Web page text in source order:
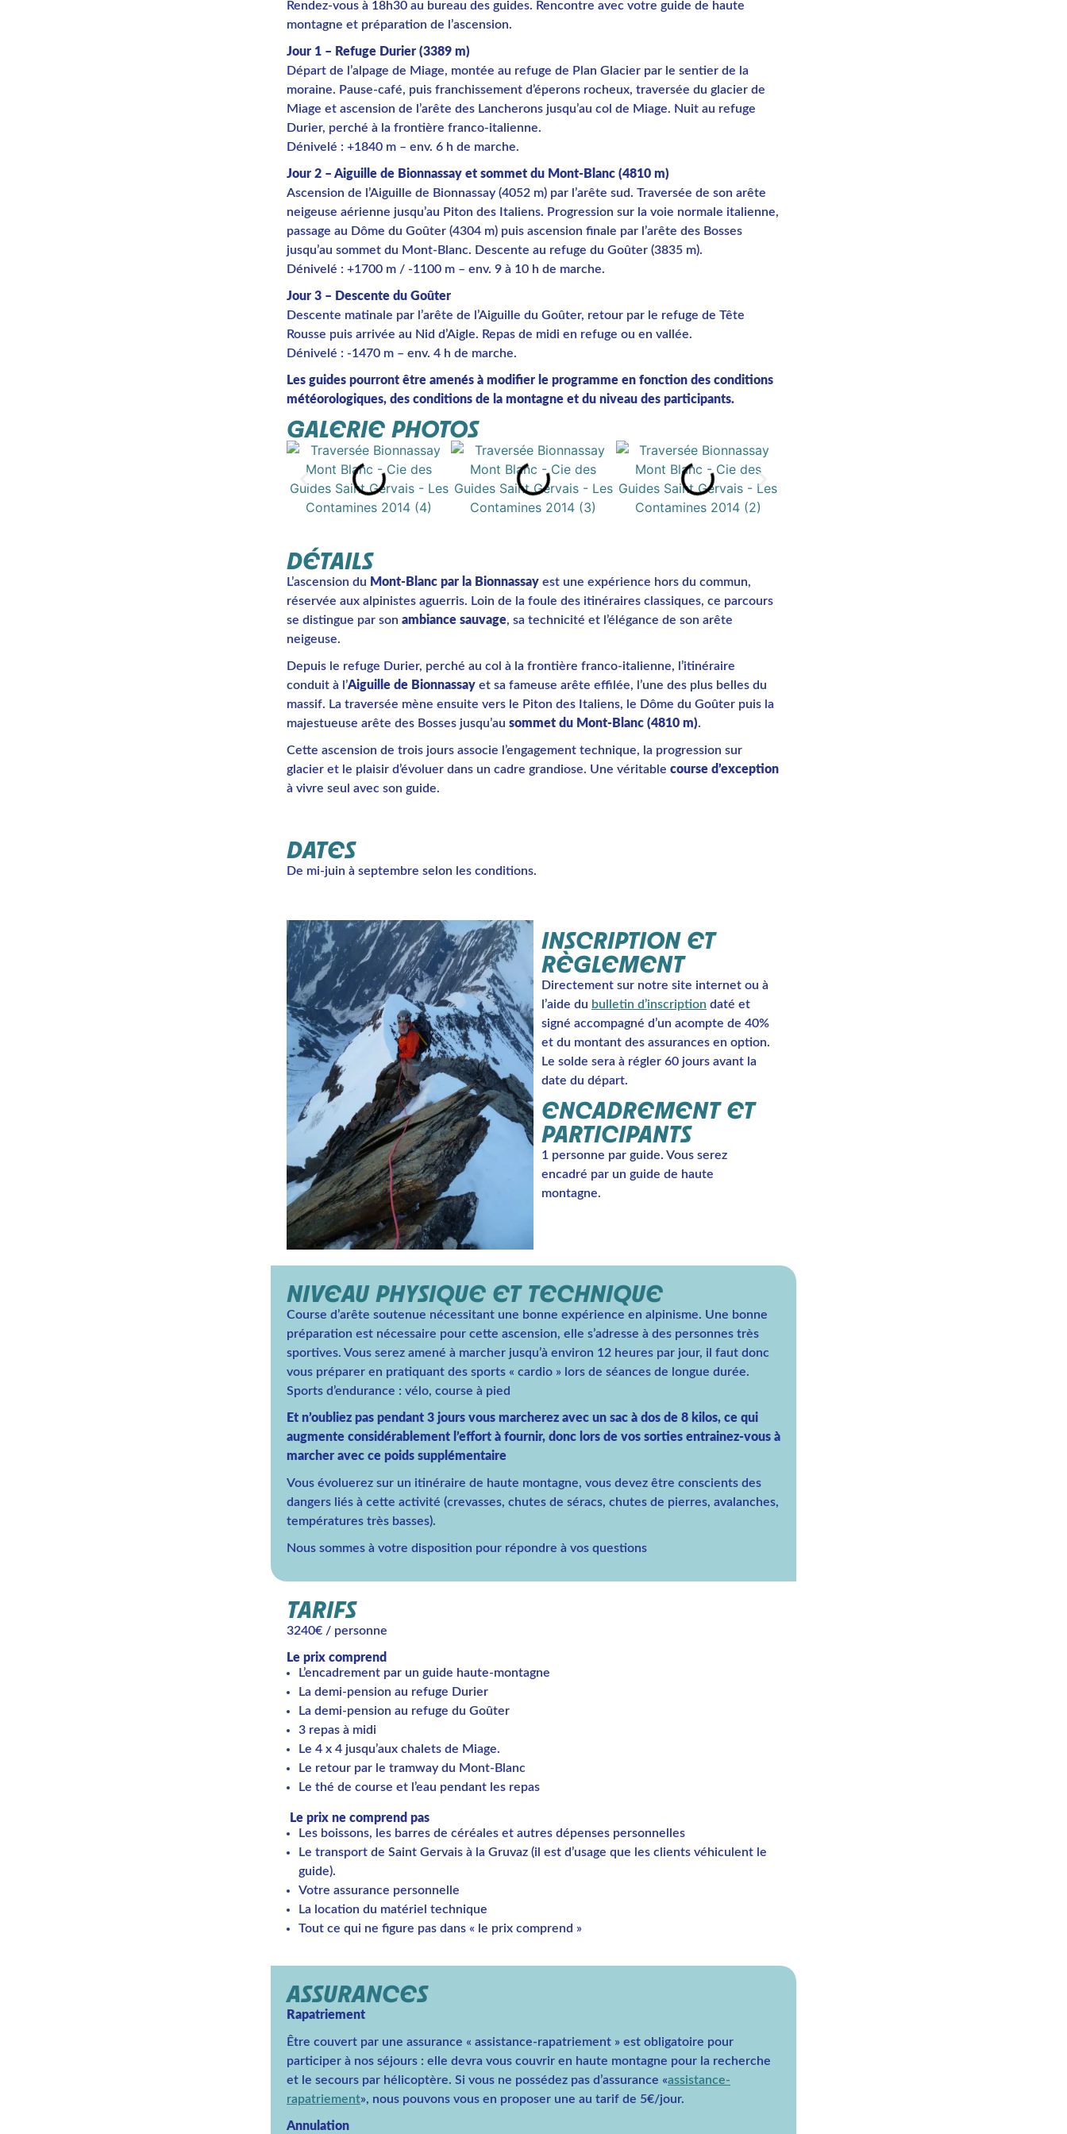
Rendez-vous à 18h30 au bureau des guides. Rencontre avec votre guide de haute
montagne et préparation de l’ascension.
Jour 1 – Refuge Durier (3389 m)
Départ de l’alpage de Miage, montée au refuge de Plan Glacier par le sentier de la
moraine. Pause-café, puis franchissement d’éperons rocheux, traversée du glacier de
Miage et ascension de l’arête des Lancherons jusqu’au col de Miage. Nuit au refuge
Durier, perché à la frontière franco-italienne.
Dénivelé : +1840 m – env. 6 h de marche.
Jour 2 – Aiguille de Bionnassay et sommet du Mont-Blanc (4810 m)
Ascension de l’Aiguille de Bionnassay (4052 m) par l’arête sud. Traversée de son arête
neigeuse aérienne jusqu’au Piton des Italiens. Progression sur la voie normale italienne,
passage au Dôme du Goûter (4304 m) puis ascension finale par l’arête des Bosses
jusqu’au sommet du Mont-Blanc. Descente au refuge du Goûter (3835 m).
Dénivelé : +1700 m / -1100 m – env. 9 à 10 h de marche.
Jour 3 – Descente du Goûter
Descente matinale par l’arête de l’Aiguille du Goûter, retour par le refuge de Tête
Rousse puis arrivée au Nid d’Aigle. Repas de midi en refuge ou en vallée.
Dénivelé : -1470 m – env. 4 h de marche.
Les guides pourront être amenés à modifier le programme en fonction des conditions
météorologiques, des conditions de la montagne et du niveau des participants.
GALERIE PHOTOS
DÉTAILS
L’ascension du Mont-Blanc par la Bionnassay est une expérience hors du commun,
réservée aux alpinistes aguerris. Loin de la foule des itinéraires classiques, ce parcours
se distingue par son ambiance sauvage, sa technicité et l’élégance de son arête
neigeuse.
Depuis le refuge Durier, perché au col à la frontière franco-italienne, l’itinéraire
conduit à l’Aiguille de Bionnassay et sa fameuse arête effilée, l’une des plus belles du
massif. La traversée mène ensuite vers le Piton des Italiens, le Dôme du Goûter puis la
majestueuse arête des Bosses jusqu’au sommet du Mont-Blanc (4810 m).
Cette ascension de trois jours associe l’engagement technique, la progression sur
glacier et le plaisir d’évoluer dans un cadre grandiose. Une véritable course d’exception
à vivre seul avec son guide.
DATES
De mi-juin à septembre selon les conditions.
INSCRIPTION ET
RÈGLEMENT
Directement sur notre site internet ou à
l’aide du bulletin d’inscription daté et
signé accompagné d’un acompte de 40%
et du montant des assurances en option.
Le solde sera à régler 60 jours avant la
date du départ.
ENCADREMENT ET
PARTICIPANTS
1 personne par guide. Vous serez
encadré par un guide de haute
montagne.
NIVEAU PHYSIQUE ET TECHNIQUE
Course d’arête soutenue nécessitant une bonne expérience en alpinisme. Une bonne
préparation est nécessaire pour cette ascension, elle s’adresse à des personnes très
sportives. Vous serez amené à marcher jusqu’à environ 12 heures par jour, il faut donc
vous préparer en pratiquant des sports « cardio » lors de séances de longue durée.
Sports d’endurance : vélo, course à pied
Et n’oubliez pas pendant 3 jours vous marcherez avec un sac à dos de 8 kilos, ce qui
augmente considérablement l’effort à fournir, donc lors de vos sorties entrainez-vous à
marcher avec ce poids supplémentaire
Vous évoluerez sur un itinéraire de haute montagne, vous devez être conscients des
dangers liés à cette activité (crevasses, chutes de séracs, chutes de pierres, avalanches,
températures très basses).
Nous sommes à votre disposition pour répondre à vos questions
TARIFS
3240€ / personne
Le prix comprend
L’encadrement par un guide haute-montagne
La demi-pension au refuge Durier
La demi-pension au refuge du Goûter
3 repas à midi
Le 4 x 4 jusqu’aux chalets de Miage.
Le retour par le tramway du Mont-Blanc
Le thé de course et l’eau pendant les repas
Le prix ne comprend pas
Les boissons, les barres de céréales et autres dépenses personnelles
Le transport de Saint Gervais à la Gruvaz (il est d’usage que les clients véhiculent le
guide).
Votre assurance personnelle
La location du matériel technique
Tout ce qui ne figure pas dans « le prix comprend »
ASSURANCES
Rapatriement
Être couvert par une assurance « assistance-rapatriement » est obligatoire pour
participer à nos séjours : elle devra vous couvrir en haute montagne pour la recherche
et le secours par hélicoptère. Si vous ne possédez pas d’assurance «assistance-
rapatriement», nous pouvons vous en proposer une au tarif de 5€/jour.
Annulation